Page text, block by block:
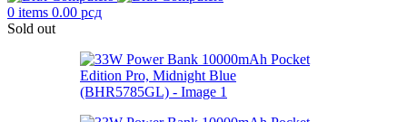
0 items 0.00 рсд
Sold out